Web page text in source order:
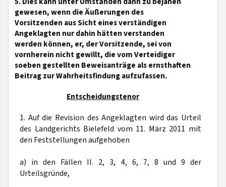
gewesen, wenn die Äußerungen des
Vorsitzenden aus Sicht eines verständigen
Angeklagten nur dahin hätten verstanden
werden können, er, der Vorsitzende, sei von
vornherein nicht gewillt, die vom Verteidiger
soeben gestellten Beweisanträge als ernsthaften
Beitrag zur Wahrheitsfindung aufzufassen.
Entscheidungstenor
1. Auf die Revision des Angeklagten wird das Urteil
des Landgerichts Bielefeld vom 11. März 2011 mit
den Feststellungen aufgehoben
a) in den Fällen II. 2, 3, 4, 6, 7, 8 und 9 der
Urteilsgründe,